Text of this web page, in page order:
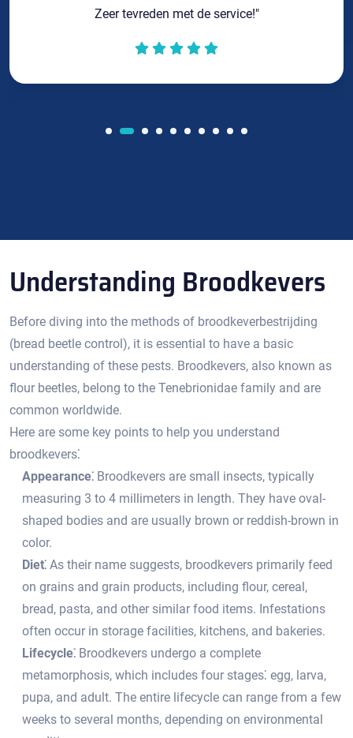
Zeer tevreden met de service!"
Understanding Broodkevers
Before diving into the methods of broodkeverbestrijding
(bread beetle control), it is essential to have a basic
understanding of these pests. Broodkevers, also known as
flour beetles, belong to the Tenebrionidae family and are
common worldwide.​
Here are some key points to help you understand
broodkevers⁚
Appearance⁚ Broodkevers are small insects, typically
measuring 3 to 4 millimeters in length.​ They have oval-
shaped bodies and are usually brown or reddish-brown in
color.​
Diet⁚ As their name suggests, broodkevers primarily feed
on grains and grain products, including flour, cereal,
bread, pasta, and other similar food items.​ Infestations
often occur in storage facilities, kitchens, and bakeries.
Lifecycle⁚ Broodkevers undergo a complete
metamorphosis, which includes four stages⁚ egg, larva,
pupa, and adult.​ The entire lifecycle can range from a few
weeks to several months, depending on environmental